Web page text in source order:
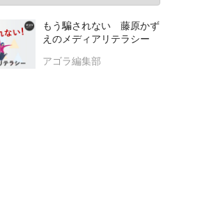
もう騙されない 藤原かず
えのメディアリテラシー
アゴラ編集部